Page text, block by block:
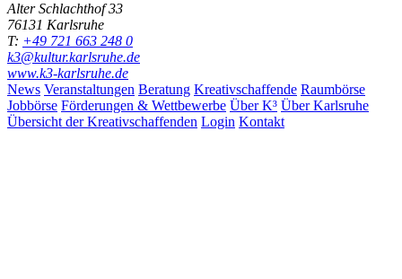
Alter Schlachthof 33
76131 Karlsruhe
T: +49 721 663 248 0
k3@kultur.karlsruhe.de
www.k3-karlsruhe.de
News Veranstaltungen Beratung Kreativschaffende Raumbörse
Jobbörse Förderungen & Wettbewerbe Über K³ Über Karlsruhe
Übersicht der Kreativschaffenden Login Kontakt